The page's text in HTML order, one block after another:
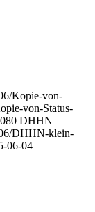
Kopie-von-
von-Status-
DHHN
DHHN-klein-
06-04